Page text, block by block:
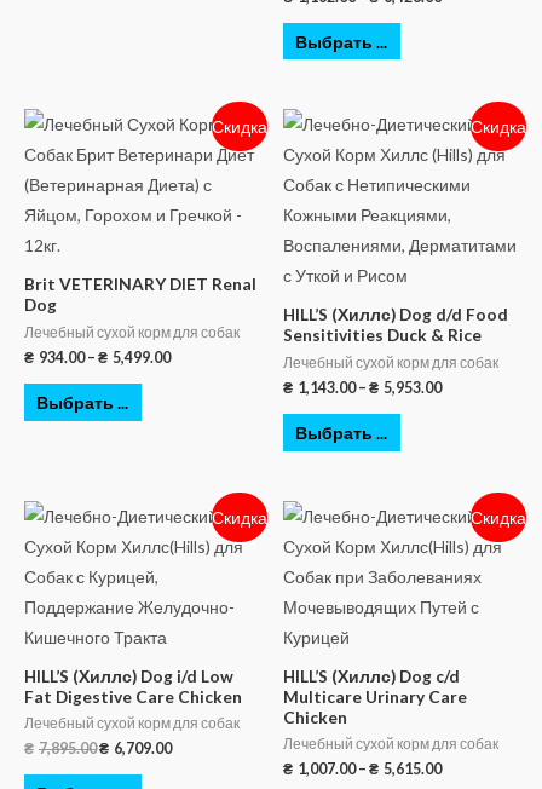
Выбрать ...
Скидка
Brit VETERINARY DIET Renal
Dog
Лечебный сухой корм для собак
₴ 934.00– ₴ 5,499.00
Выбрать ...
Скидка
HILL’S (Хиллс) Dog d/d Food
Sensitivities Duck & Rice
Лечебный сухой корм для собак
₴ 1,143.00– ₴ 5,953.00
Выбрать ...
Скидка
HILL’S (Хиллс) Dog i/d Low
Fat Digestive Care Chicken
Лечебный сухой корм для собак
₴ 7,895.00₴ 6,709.00
Скидка
HILL’S (Хиллс) Dog c/d
Multicare Urinary Care
Chicken
Лечебный сухой корм для собак
₴ 1,007.00– ₴ 5,615.00